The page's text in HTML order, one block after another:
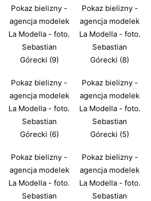
Pokaz bielizny -
agencja modelek
La Modella - foto.
Sebastian
Górecki (9)
Pokaz bielizny -
agencja modelek
La Modella - foto.
Sebastian
Górecki (8)
Pokaz bielizny -
agencja modelek
La Modella - foto.
Sebastian
Górecki (6)
Pokaz bielizny -
agencja modelek
La Modella - foto.
Sebastian
Górecki (5)
Pokaz bielizny -
agencja modelek
La Modella - foto.
Sebastian
Pokaz bielizny -
agencja modelek
La Modella - foto.
Sebastian